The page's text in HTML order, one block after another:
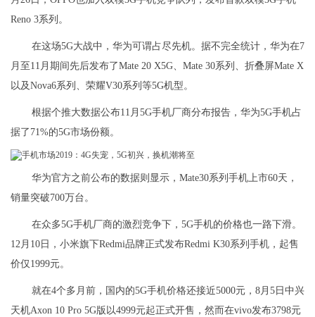
Reno 3系列。
在这场5G大战中，华为可谓占尽先机。据不完全统计，华为在7
月至11月期间先后发布了Mate 20 X5G、Mate 30系列、折叠屏Mate X
以及Nova6系列、荣耀V30系列等5G机型。
根据个推大数据公布11月5G手机厂商分布报告，华为5G手机占
据了71%的5G市场份额。
华为官方之前公布的数据则显示，Mate30系列手机上市60天，
销量突破700万台。
在众多5G手机厂商的激烈竞争下，5G手机的价格也一路下滑。
12月10日，小米旗下Redmi品牌正式发布Redmi K30系列手机，起售
价仅1999元。
就在4个多月前，国内的5G手机价格还接近5000元，8月5日中兴
天机Axon 10 Pro 5G版以4999元起正式开售，然而在vivo发布3798元